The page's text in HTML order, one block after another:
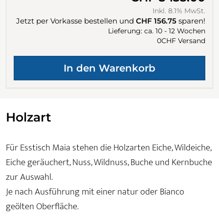
Inkl. 8.1% MwSt.
Jetzt per Vorkasse bestellen und CHF 156.75 sparen!
Lieferung: ca. 10 - 12 Wochen
0CHF Versand
Holzart
Für Esstisch Maia stehen die Holzarten Eiche, Wildeiche,
Eiche geräuchert, Nuss, Wildnuss, Buche und Kernbuche
zur Auswahl.
Je nach Ausführung mit einer natur oder Bianco
geölten Oberfläche.